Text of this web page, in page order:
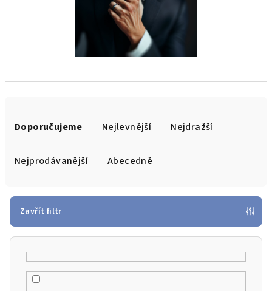
r
o
Doporučujeme Nejlevnější Nejdražší
Nejprodávanější Abecedně
Zavřít filtr